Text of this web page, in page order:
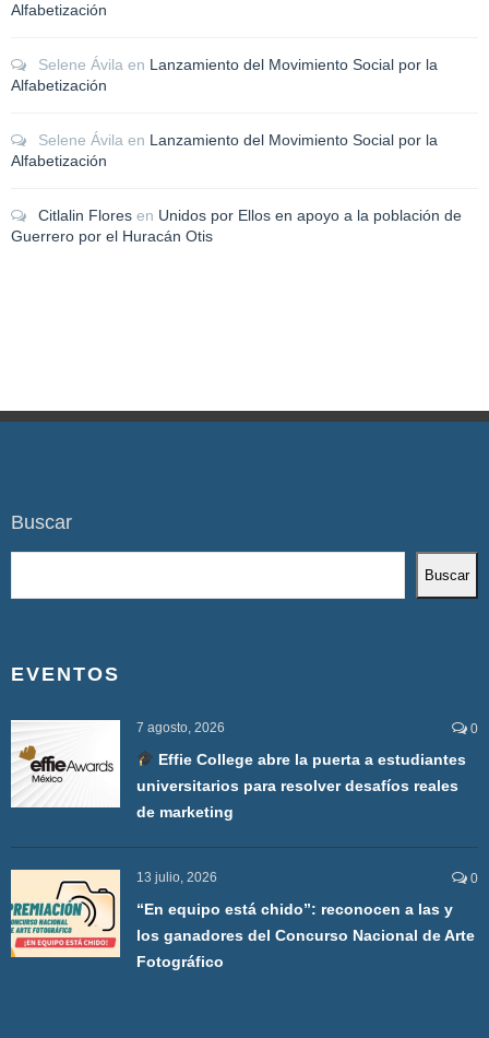
Alfabetización
Selene Ávila en Lanzamiento del Movimiento Social por la
Alfabetización
Selene Ávila en Lanzamiento del Movimiento Social por la
Alfabetización
Citlalin Flores en Unidos por Ellos en apoyo a la población de
Guerrero por el Huracán Otis
Buscar
Buscar
EVENTOS
7 agosto, 2026 0
Effie College abre la puerta a estudiantes
universitarios para resolver desafíos reales
de marketing
13 julio, 2026 0
“En equipo está chido”: reconocen a las y
los ganadores del Concurso Nacional de Arte
Fotográfico